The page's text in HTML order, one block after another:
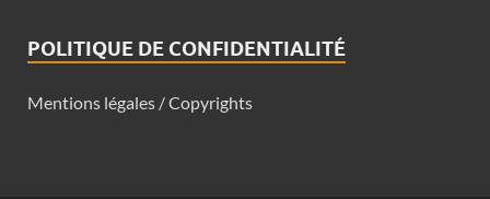
POLITIQUE DE CONFIDENTIALITÉ
Mentions légales / Copyrights